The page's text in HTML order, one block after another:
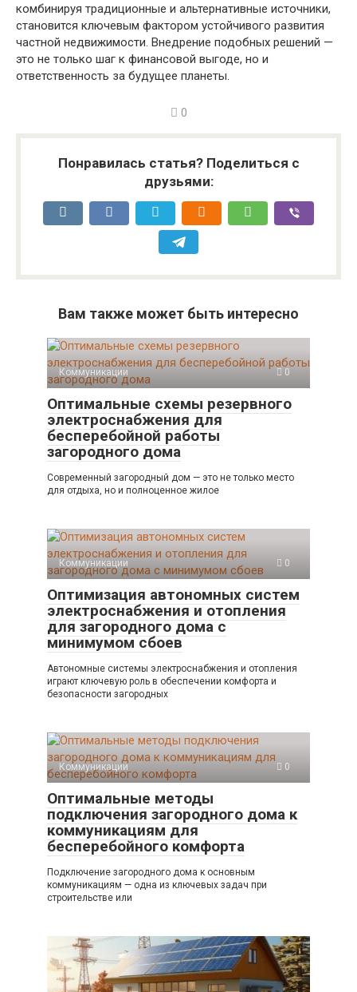
комбинируя традиционные и альтернативные источники,
становится ключевым фактором устойчивого развития
частной недвижимости. Внедрение подобных решений —
это не только шаг к финансовой выгоде, но и
ответственность за будущее планеты.
0
Понравилась статья? Поделиться с
друзьями:
Вам также может быть интересно
Коммуникации 0
Оптимальные схемы резервного
электроснабжения для
бесперебойной работы
загородного дома
Современный загородный дом — это не только место
для отдыха, но и полноценное жилое
Коммуникации 0
Оптимизация автономных систем
электроснабжения и отопления
для загородного дома с
минимумом сбоев
Автономные системы электроснабжения и отопления
играют ключевую роль в обеспечении комфорта и
безопасности загородных
Коммуникации 0
Оптимальные методы
подключения загородного дома к
коммуникациям для
бесперебойного комфорта
Подключение загородного дома к основным
коммуникациям — одна из ключевых задач при
строительстве или